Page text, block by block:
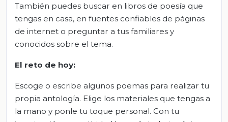
También puedes buscar en libros de poesía que
tengas en casa, en fuentes confiables de páginas
de internet o preguntar a tus familiares y
conocidos sobre el tema.
El reto de hoy:
Escoge o escribe algunos poemas para realizar tu
propia antología. Elige los materiales que tengas a
la mano y ponle tu toque personal. Con tu